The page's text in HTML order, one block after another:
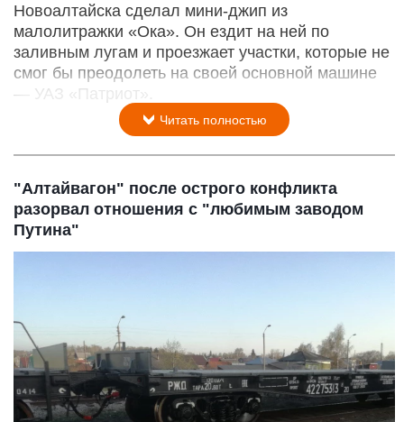
Новоалтайска сделал мини-джип из
малолитражки «Ока». Он ездит на ней по
заливным лугам и проезжает участки, которые не
смог бы преодолеть на своей основной машине
— УАЗ «Патриот».
Читать полностью
"Алтайвагон" после острого конфликта
разорвал отношения с "любимым заводом
Путина"